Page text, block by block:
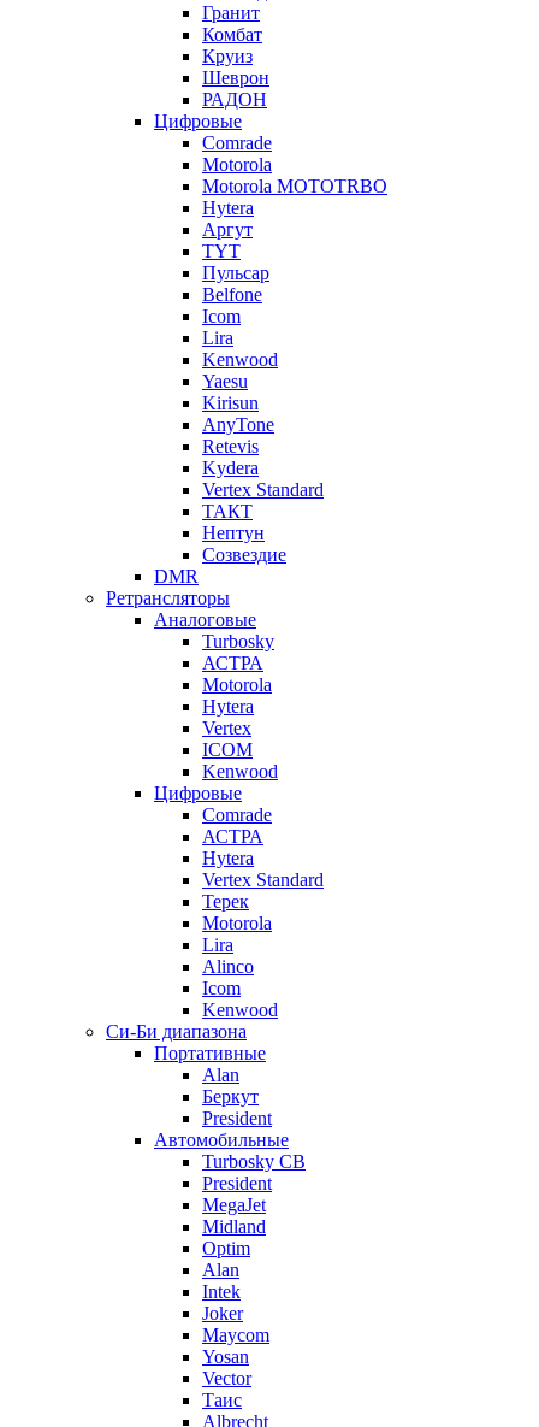
Гранит
Комбат
Круиз
Шеврон
РАДОН
Цифровые
Comrade
Motorola
Motorola MOTOTRBO
Hytera
Аргут
TYT
Пульсар
Belfone
Icom
Lira
Kenwood
Yaesu
Kirisun
AnyTone
Retevis
Kydera
Vertex Standard
ТАКТ
Нептун
Созвездие
DMR
Ретрансляторы
Аналоговые
Turbosky
АСТРА
Motorola
Hytera
Vertex
ICOM
Kenwood
Цифровые
Comrade
АСТРА
Hytera
Vertex Standard
Терек
Motorola
Lira
Alinco
Icom
Kenwood
Си-Би диапазона
Портативные
Alan
Беркут
President
Автомобильные
Turbosky CB
President
MegaJet
Midland
Optim
Alan
Intek
Joker
Maycom
Yosan
Vector
Таис
Albrecht